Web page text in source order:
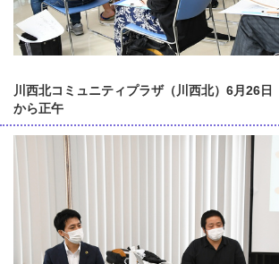
川西北コミュニティプラザ（川西北）6月26
から正午